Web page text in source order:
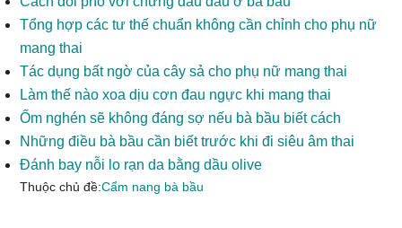
Tổng hợp các tư thế chuẩn không cần chỉnh cho phụ nữ
mang thai
Tác dụng bất ngờ của cây sả cho phụ nữ mang thai
Làm thế nào xoa dịu cơn đau ngực khi mang thai
Ốm nghén sẽ không đáng sợ nếu bà bầu biết cách
Những điều bà bầu cần biết trước khi đi siêu âm thai
Đánh bay nỗi lo rạn da bằng dầu olive
Thuộc chủ đề:Cẩm nang bà bầu